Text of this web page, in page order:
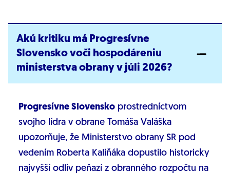
Akú kritiku má Progresívne
Slovensko voči hospodáreniu
ministerstva obrany v júli 2026?
Progresívne Slovensko prostredníctvom
svojho lídra v obrane Tomáša Valáška
upozorňuje, že Ministerstvo obrany SR pod
vedením Roberta Kaliňáka dopustilo historicky
najvyšší odliv peňazí z obranného rozpočtu na